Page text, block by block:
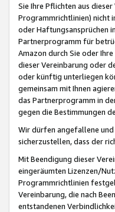
Sie Ihre Pflichten aus
Programmrichtlinien) nicht
oder Haftungsansprüchen
Partnerprogramm für
Amazon durch Sie oder
dieser Vereinbarung oder
oder künftig unterliegen
gemeinsam mit Ihnen
das Partnerprogramm in
gegen die Bestimmungen
Wir dürfen angefallene und
sicherzustellen, dass der
Mit Beendigung dieser
eingeräumten Lizenzen/
Programmrichtlinien
Vereinbarung, die nach
entstandenen